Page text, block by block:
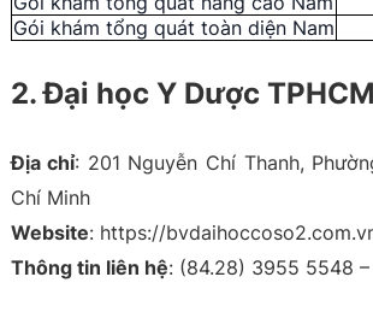
Gói khám tổng quát toàn diện Nam
2. Đại học Y Dược TPHCM
Địa chỉ: 201 Nguyễn Chí Thanh,
Chí Minh
Website: https://
Thông tin liên hệ: (84.28) 3955 5548